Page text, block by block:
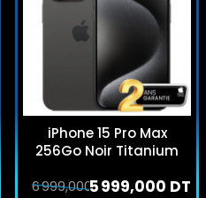
iPhone 15 Pro Max
256Go Noir Titanium
5 999,000 DT
6 999,000 DT